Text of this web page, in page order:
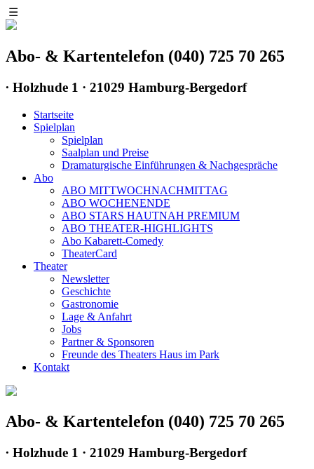
☰
Abo- & Kartentelefon (040) 725 70 265
∙ Holzhude 1 · 21029 Hamburg-Bergedorf
Startseite
Spielplan
Spielplan
Saalplan und Preise
Dramaturgische Einführungen & Nachgespräche
Abo
ABO MITTWOCHNACHMITTAG
ABO WOCHENENDE
ABO STARS HAUTNAH PREMIUM
ABO THEATER-HIGHLIGHTS
Abo Kabarett-Comedy
TheaterCard
Theater
Newsletter
Geschichte
Gastronomie
Lage & Anfahrt
Jobs
Partner & Sponsoren
Freunde des Theaters Haus im Park
Kontakt
Abo- & Kartentelefon (040) 725 70 265
∙ Holzhude 1 · 21029 Hamburg-Bergedorf